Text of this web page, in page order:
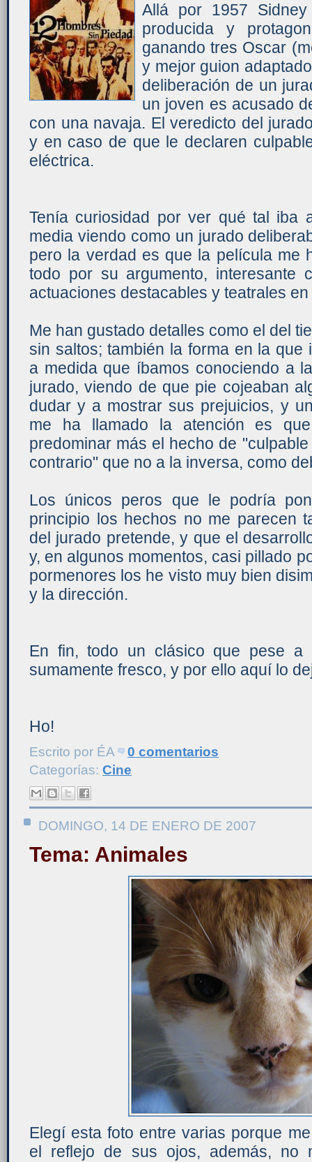
Allá por 1957
producida y
ganando tres Oscar
y mejor guion
deliberación de un
un joven es acusado
con una navaja. El veredicto del
y en caso de que le declaren
eléctrica.
Tenía curiosidad por ver qué tal iba
media viendo como un jurado
pero la verdad es que la película me
todo por su argumento, interesante
actuaciones destacables y teatrales
Me han gustado detalles como el del
sin saltos; también la forma en la que
a medida que íbamos conociendo a
jurado, viendo de que pie cojeaban
dudar y a mostrar sus prejuicios, y
me ha llamado la atención es
predominar más el hecho de
contrario" que no a la inversa, como
Los únicos peros que le podría
principio los hechos no me parecen
del jurado pretende, y que el
y, en algunos momentos, casi pillado
pormenores los he visto muy bien
y la dirección.
En fin, todo un clásico que pese a
sumamente fresco, y por ello aquí lo
Ho!
Escrito por ÉA
0 comentarios
Categorías: Cine
DOMINGO, 14 DE ENERO DE 2007
Tema: Animales
Elegí esta foto entre varias porque
el reflejo de sus ojos, además, no